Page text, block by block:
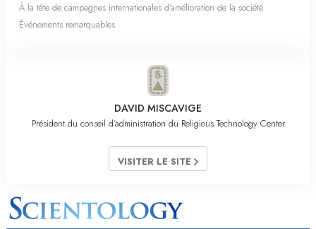
À la tête de campagnes internationales d’amélioration de la société
Événements remarquables
DAVID MISCAVIGE
Président du conseil d’administration du Religious Technology Center
VISITER LE SITE